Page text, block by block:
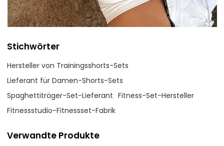
Stichwörter
Hersteller von Trainingsshorts-Sets
Lieferant für Damen-Shorts-Sets
Spaghettiträger-Set-Lieferant Fitness-Set-Hersteller
Fitnessstudio-Fitnessset-Fabrik
Verwandte Produkte